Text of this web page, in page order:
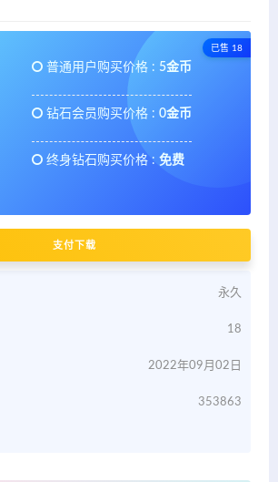
已售 18
普通用户购买价格 : 5金币
钻石会员购买价格 : 0金币
终身钻石购买价格 : 免费
支付下载
永久
18
2022年09月02日
353863